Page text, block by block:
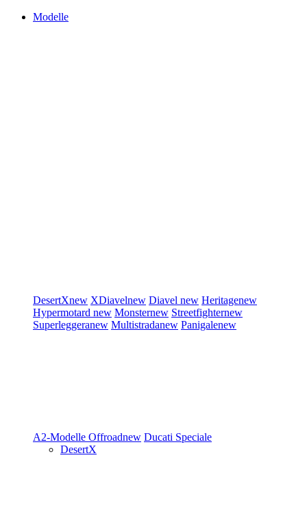
Modelle
DesertXnew XDiavelnew Diavel new Heritagenew
Hypermotard new Monsternew Streetfighternew
Superleggeranew Multistradanew Panigalenew
A2-Modelle Offroadnew Ducati Speciale
DesertX